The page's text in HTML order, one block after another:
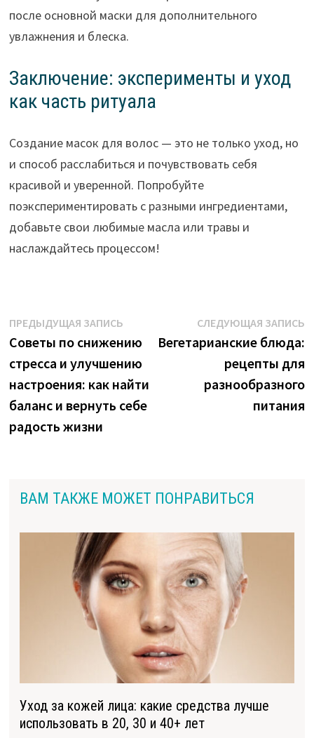
после основной маски для дополнительного
увлажнения и блеска.
Заключение: эксперименты и уход
как часть ритуала
Создание масок для волос — это не только уход, но
и способ расслабиться и почувствовать себя
красивой и уверенной. Попробуйте
поэкспериментировать с разными ингредиентами,
добавьте свои любимые масла или травы и
наслаждайтесь процессом!
Навигация
по
записям
ПРЕДЫДУЩАЯ ЗАПИСЬПредыдущая
запись:
Советы по снижению
стресса и улучшению
настроения: как найти
баланс и вернуть себе
радость жизни
СЛЕДУЮЩАЯ ЗАПИСЬ
Вегетарианские блюда:
рецепты для
разнообразного
питания
ВАМ ТАКЖЕ МОЖЕТ ПОНРАВИТЬСЯ
Уход за кожей лица: какие средства лучше
использовать в 20, 30 и 40+ лет